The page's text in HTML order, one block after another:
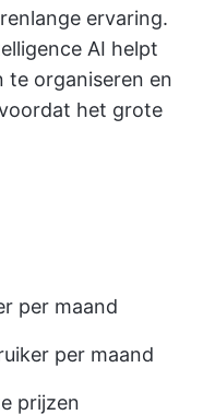
ervaring.
AI helpt
te organiseren en
het grote
per maand
per maand
prijzen